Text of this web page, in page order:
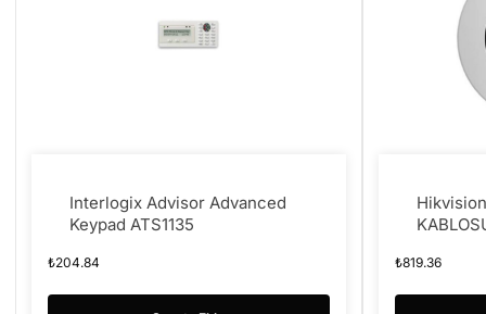
Interlogix Advisor Advanced
Keypad ATS1135
₺204.84 ₺819.36